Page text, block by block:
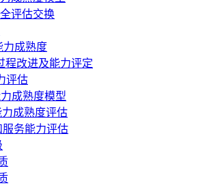
评估交换
力成熟度
程改进及能力评定
评估
成熟度模型
成熟度评估
服务能力评估